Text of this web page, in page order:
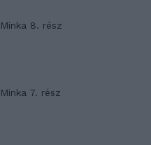
Minka 8. rész
Minka 7. rész